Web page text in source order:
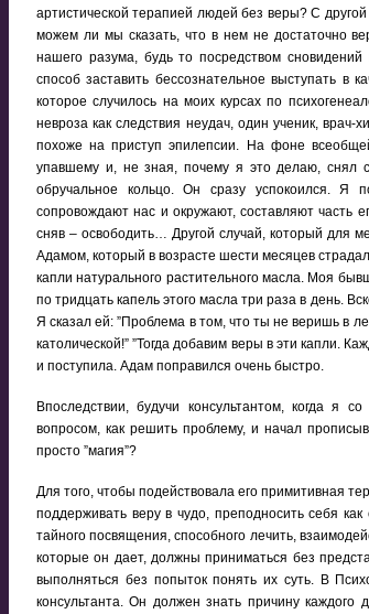
артистической терапией людей без веры? С
можем ли мы сказать, что в нем не достаточно
нашего разума, будь то посредством
способ заставить бессознательное выступать в
которое случилось на моих курсах по
невроза как следствия неудач, один ученик,
похоже на приступ эпилепсии. На фоне
упавшему и, не зная, почему я это делаю, снял
обручальное кольцо. Он сразу успокоился. Я
сопровождают нас и окружают, составляют часть
сняв – освободить… Другой случай, который для
Адамом, который в возрасте шести месяцев
капли натурального растительного масла. Моя
по тридцать капель этого масла три раза в день.
Я сказал ей: ”Проблема в том, что ты не веришь в
католической!” ”Тогда добавим веры в эти капли.
и поступила. Адам поправился очень быстро.
Впоследствии, будучи консультантом, когда я
вопросом, как решить проблему, и начал
просто ”магия”?
Для того, чтобы подействовала его примитивная
поддерживать веру в чудо, преподносить себя
тайного посвящения, способного лечить,
которые он дает, должны приниматься без
выполняться без попыток понять их суть. В
консультанта. Он должен знать причину